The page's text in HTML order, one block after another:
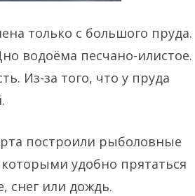
только с большого пруда.
водоёма песчано-илистое.
Из-за того, что у пруда
построили рыболовные
удобно прятаться
снег или дождь.